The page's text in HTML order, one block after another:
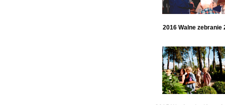
2016 Walne zebranie